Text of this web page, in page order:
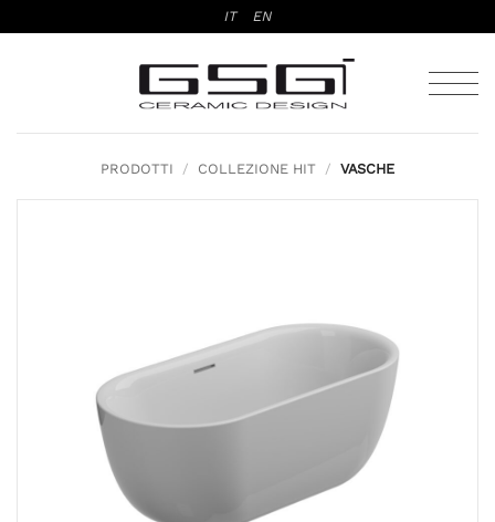
ai
IT EN
PRODOTTI / COLLEZIONE HIT / VASCHE